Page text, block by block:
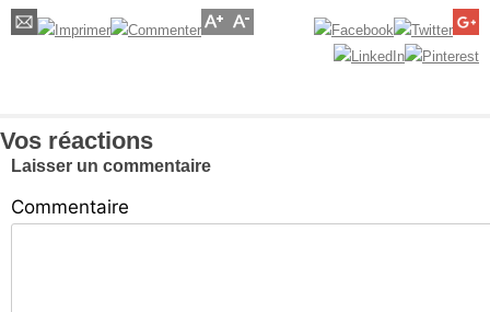
Vos réactions
Laisser un commentaire
Commentaire